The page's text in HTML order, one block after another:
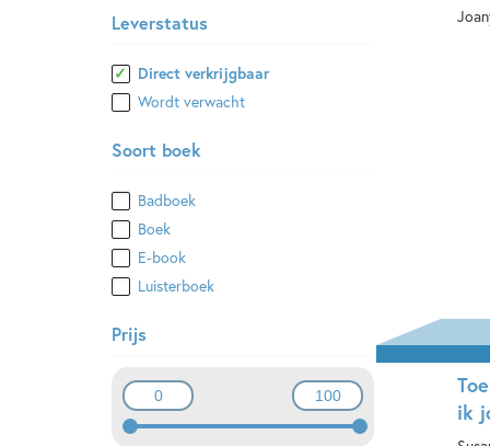
Leverstatus
Direct verkrijgbaar
Wordt verwacht
Soort boek
Badboek
Boek
E-book
Luisterboek
Prijs
ik